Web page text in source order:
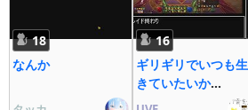
18
なんか
16
ギリギリでいつも生
きていたいか
ら.arad